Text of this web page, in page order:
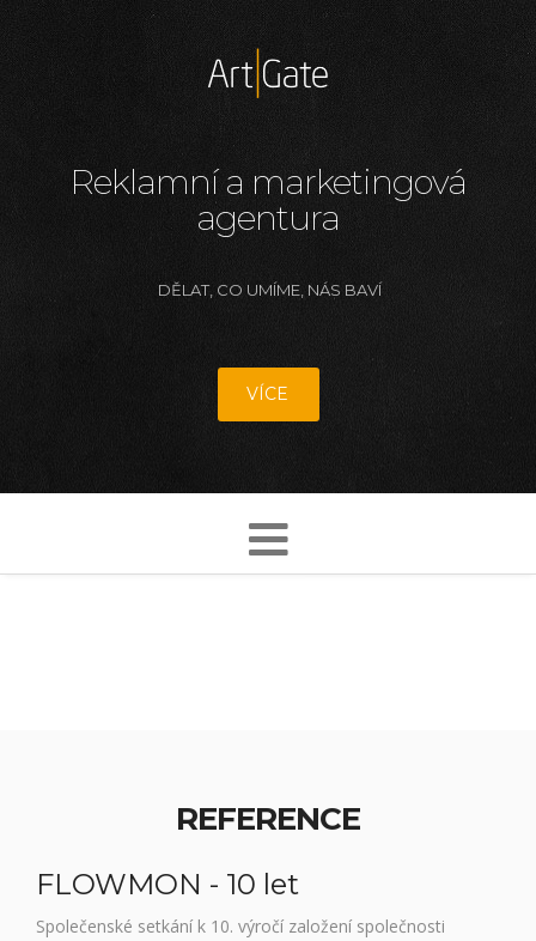
Reklamní a marketingová
agentura
DĚLAT, CO UMÍME, NÁS BAVÍ
VÍCE
REFERENCE
FLOWMON - 10 let
Společenské setkání k 10. výročí založení společnosti